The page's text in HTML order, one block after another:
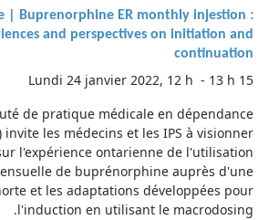
| Buprenorphine ER monthly injestion :
and perspectives on initiation and
continuation
Lundi 24 janvier 2022, 12 h - 13 h 15
de pratique médicale en dépendance
invite les médecins et les IPS à visionner
l'expérience ontarienne de l'utilisation
de buprénorphine auprès d'une
et les adaptations développées pour
l'induction en utilisant le macrodosing.